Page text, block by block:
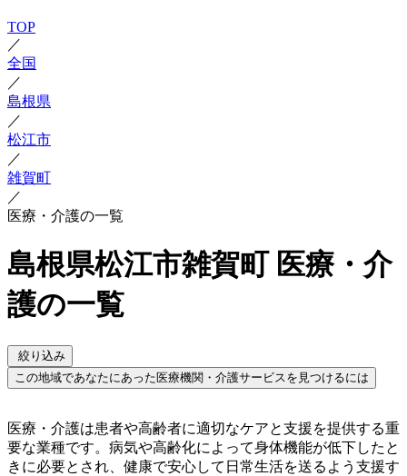
TOP
／
全国
／
島根県
／
松江市
／
雑賀町
／
医療・介護の一覧
島根県松江市雑賀町 医療・介
護の一覧
絞り込み
この地域であなたにあった医療機関・介護サービスを見つけるには
医療・介護は患者や高齢者に適切なケアと支援を提供する重
要な業種です。病気や高齢化によって身体機能が低下したと
きに必要とされ、健康で安心して日常生活を送るよう支援す